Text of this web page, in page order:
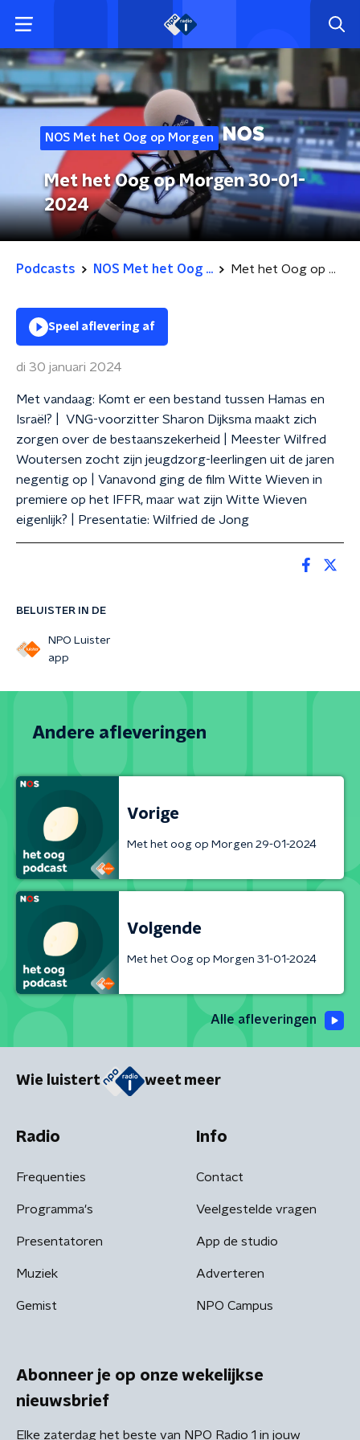
NOS Met het Oog op Morgen
Met het Oog op Morgen 30-01-
2024
Podcasts NOS Met het Oog ... Met het Oog op Morgen 30-01-2024
BELUISTER IN DE
NPO Luister
app
Speel aflevering af
di 30 januari 2024
Met vandaag: Komt er een bestand tussen Hamas en
Israël? | VNG-voorzitter Sharon Dijksma maakt zich
zorgen over de bestaanszekerheid | Meester Wilfred
Woutersen zocht zijn jeugdzorg-leerlingen uit de jaren
negentig op | Vanavond ging de film Witte Wieven in
premiere op het IFFR, maar wat zijn Witte Wieven
eigenlijk? | Presentatie: Wilfried de Jong
Andere afleveringen
Vorige
Met het oog op Morgen 29-01-2024
Volgende
Met het Oog op Morgen 31-01-2024
Alle afleveringen
Wie luistert weet meer
Radio
Frequenties
Programma's
Presentatoren
Muziek
Gemist
Info
Contact
Veelgestelde vragen
App de studio
Adverteren
NPO Campus
Abonneer je op onze wekelijkse
nieuwsbrief
Elke zaterdag het beste van NPO Radio 1 in jouw